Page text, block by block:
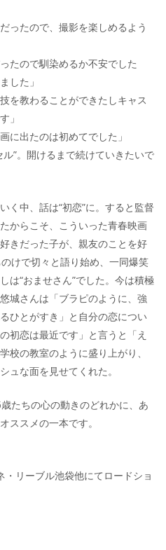
ったので、撮影を楽しめるよう
たので馴染めるか不安でした
した」
を教わることができたしキャス
」
に出たのは初めてでした」
”。開けるまで続けていきたいで
く中、話は“初恋”に。すると監督
からこそ、こういった青春映画
きだった子が、親友のことを好
けで切々と語り始め、一同爆笑
は“おませさん”でした。今は積極
城さんは「ブラピのように、強
ひとがすき」と自分の恋につい
初恋は最近です」と言うと「え
校の教室のように盛り上がり、
ュな面を見せてくれた。
たちの心の動きのどれかに、あ
ススメの一本です。
リーブル池袋他にてロードショ